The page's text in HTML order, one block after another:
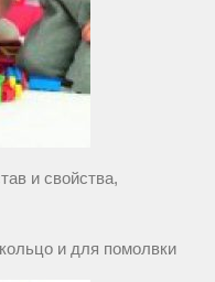
и свойства,
и для помолвки